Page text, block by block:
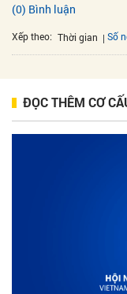
(0) Bình luận
Xếp theo: Thời gian Số
ĐỌC THÊM CƠ